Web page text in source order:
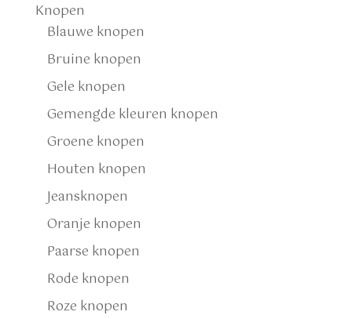
Knopen
Blauwe knopen
Bruine knopen
Gele knopen
Gemengde kleuren knopen
Groene knopen
Houten knopen
Jeansknopen
Oranje knopen
Paarse knopen
Rode knopen
Roze knopen